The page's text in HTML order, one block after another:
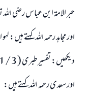
حبر الامۃ ابن عباس رضى اللہ
اور مجاہد رحمہ اللہ كہتے
ديكھيں: تفسير طبرى ( 3 / 451 ).
اور سعدى رحمہ اللہ كہتے ہيں: